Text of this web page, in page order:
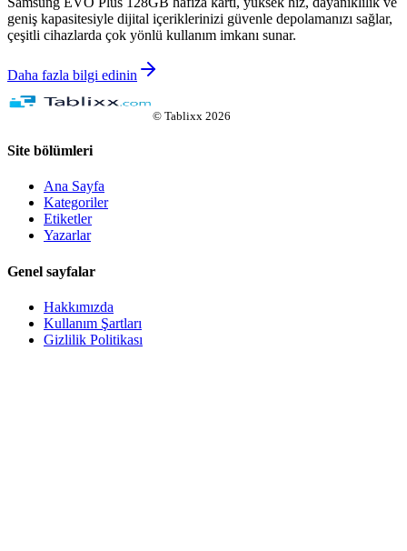
geniş kapasitesiyle dijital içeriklerinizi güvenle depolamanızı sağlar,
çeşitli cihazlarda çok yönlü kullanım imkanı sunar.
Daha fazla bilgi edinin
© Tablixx 2026
Site bölümleri
Ana Sayfa
Kategoriler
Etiketler
Yazarlar
Genel sayfalar
Hakkımızda
Kullanım Şartları
Gizlilik Politikası